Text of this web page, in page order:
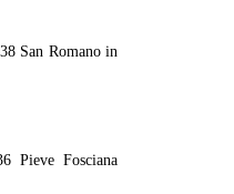
San Romano in
Pieve Fosciana